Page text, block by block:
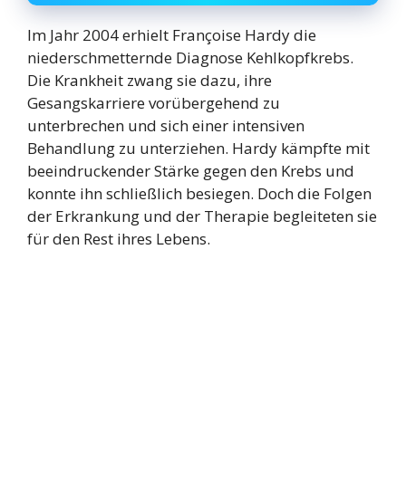
Im Jahr 2004 erhielt Françoise Hardy die
niederschmetternde Diagnose Kehlkopfkrebs.
Die Krankheit zwang sie dazu, ihre
Gesangskarriere vorübergehend zu
unterbrechen und sich einer intensiven
Behandlung zu unterziehen. Hardy kämpfte mit
beeindruckender Stärke gegen den Krebs und
konnte ihn schließlich besiegen. Doch die Folgen
der Erkrankung und der Therapie begleiteten sie
für den Rest ihres Lebens.